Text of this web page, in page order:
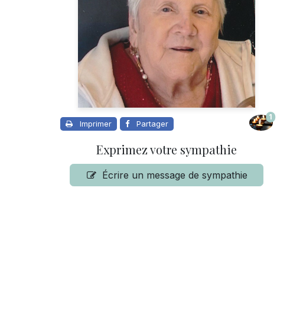
Imprimer Partager
1
Exprimez votre sympathie
Écrire un message de sympathie